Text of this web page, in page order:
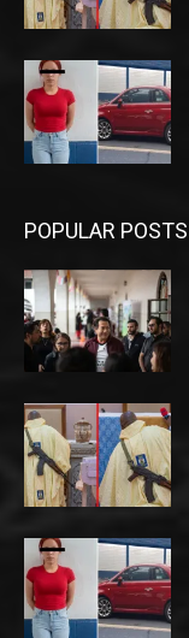
POPULAR POSTS